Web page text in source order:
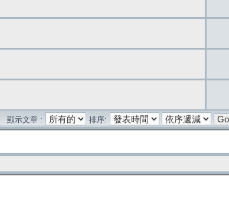
顯示文章 :
排序: